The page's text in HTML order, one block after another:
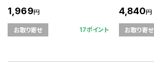
1,969円
お取り寄せ 17ポイント
4,840円
お取り寄せ